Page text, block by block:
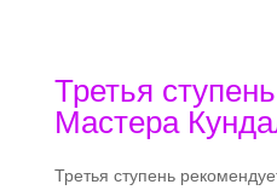
Третья
Мастера
Третья ступень